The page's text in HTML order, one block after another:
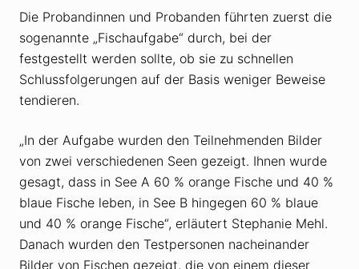
Die Probandinnen und Probanden führten zuerst die
sogenannte „Fischaufgabe“ durch, bei der
festgestellt werden sollte, ob sie zu schnellen
Schlussfolgerungen auf der Basis weniger Beweise
tendieren.
„In der Aufgabe wurden den Teilnehmenden Bilder
von zwei verschiedenen Seen gezeigt. Ihnen wurde
gesagt, dass in See A 60 % orange Fische und 40 %
blaue Fische leben, in See B hingegen 60 % blaue
und 40 % orange Fische“, erläutert Stephanie Mehl.
Danach wurden den Testpersonen nacheinander
Bilder von Fischen gezeigt, die von einem dieser